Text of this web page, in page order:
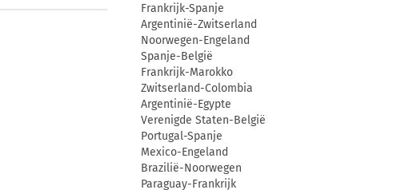
Frankrijk-Spanje
Argentinië-Zwitserland
Noorwegen-Engeland
Spanje-België
Frankrijk-Marokko
Zwitserland-Colombia
Argentinië-Egypte
Verenigde Staten-België
Portugal-Spanje
Mexico-Engeland
Brazilië-Noorwegen
Paraguay-Frankrijk